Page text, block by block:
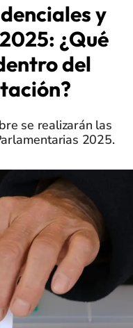
y
¿Qué
del
se realizarán las
2025.